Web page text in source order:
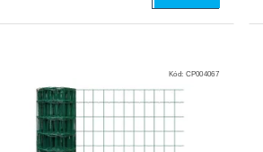
Kód: CP004067